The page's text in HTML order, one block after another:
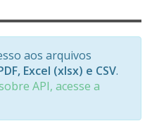
aos arquivos
Excel (xlsx) e CSV.
API, acesse a